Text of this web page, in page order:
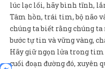
lúc lạc lối, hãy bình tĩnh,
Tâm hồn, trái tim, bộ não
chúng ta biết rằng chúng
bước tự tin và vững vàng,
Hãy giữ ngọn lửa trong tim
cuối đoạn đường đó, xuyên